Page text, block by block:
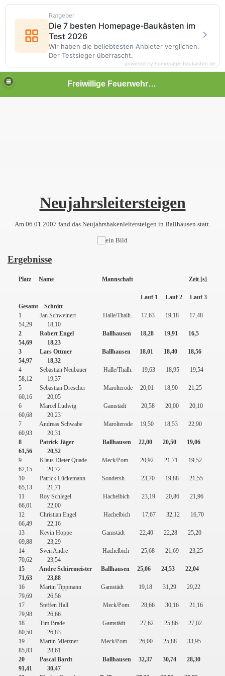
Freiwillige Feuerwehr Ballhausen
Neujahrsleitersteigen
Am 06.01.2007 fand das Neujahrshakenleitersteigen in Ballhausen statt.
Ergebnisse
Platz Name Mannschaft Zeit [s]
Lauf 1 Lauf 2
Lauf 3
Gesamt
Schnitt
1
Jan Schweinert Halle/Thalh. 17,63 19,18
17,48
54,29
18,10
2
Robert Engel Ballhausen 18,28 19,91
16,5
54,69
18,23
3
Lars Ottmer Ballhausen 18,01 18,40
18,56
54,97
18,32
4
Sebastian Neubauer Halle/Thalh. 19,63 18,95
19,54
58,12
19,37
5
Sebastian Drescher Marolterode 20,01 18,90
21,25
60,16
20,05
6
Marcel Ludwig Gamstädt 20,58 20,00
20,10
60,68
20,23
7
Andreas Schwabe Marolterode 19,50 18,53
22,90
60,93
20,31
8
Patrick Jäger Ballhausen 22,00 20,50
19,06
61,56
20,52
9
Klaus Dieter Quade Meck/Pom 20,92 21,71
19,52
62,15
20,72
10
Patrick Lückemann Sondersh. 23,70 19,88
21,55
65,13
21,71
11
Roy Schlegel Hachelbich 23,19 20,86
21,96
66,01
22,00
12
Christian Engel Hachelbich 17,67 32,12
16,70
66,49
22,16
13
Kevin Hoppe Gamstädt 22,40 22,28
25,20
69,88
23,29
14
Sven Andre Hachelbich 25,68 21,69
23,25
70,62
23,54
15
Andre Schirrmeister Ballhausen 25,06 24,53
22,04
71,63
23,88
16
Martin Tippmann Gamstädt 19,18 31,29
29,22
79,69
26,56
17
Steffen Hall Meck/Pom 28,66 30,16
21,16
79,98
26,66
18
Tim Brade Gamstädt 27,62 25,86
27,02
80,50
26,83
19
Martin Mietzner Meck/Pom 26,00 25,88
33,95
85,83
28,61
20
Pascal Bardt Ballhausen 32,37 30,74
28,30
91,41
30,47
Ratgeber
Die 7 besten Homepage-Baukästen im
Test 2026
Wir haben die beliebtesten Anbieter verglichen.
Der Testsieger überrascht.
powered by homepage-baukasten.de